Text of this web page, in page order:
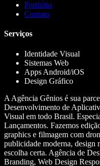
Portfólio
Contato
Serviços
Identidade Visual
Sistemas Web
Apps Android/iOS
Design Gráfico
A Agência Gênios é sua
Desenvolvimento de
Visual em todo Brasil.
Lançamentos. Fazemos
graphics e filmagem com
publicidade moderna, design
escolha certa. Agência de
Branding, Web Design